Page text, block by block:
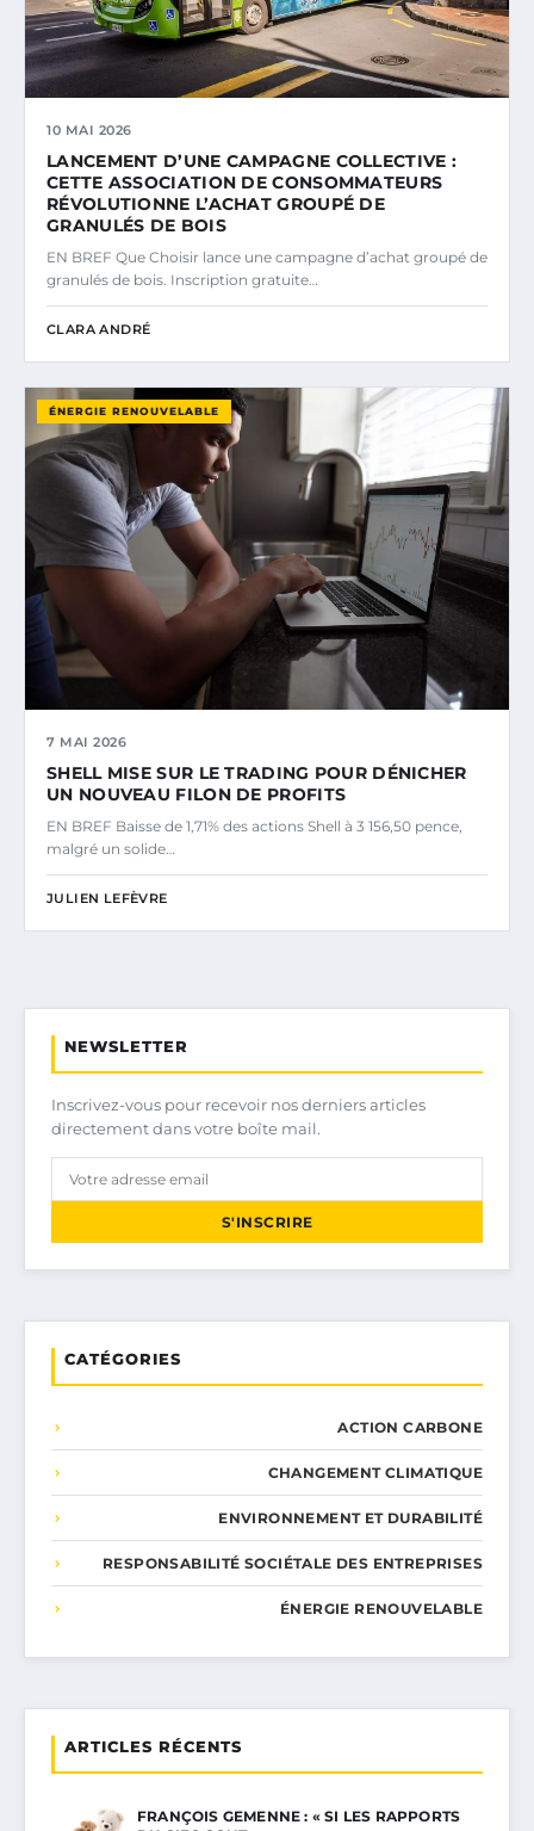
10 MAI 2026
LANCEMENT D’UNE CAMPAGNE COLLECTIVE :
CETTE ASSOCIATION DE CONSOMMATEURS
RÉVOLUTIONNE L’ACHAT GROUPÉ DE
GRANULÉS DE BOIS
EN BREF Que Choisir lance une campagne d’achat groupé de
granulés de bois. Inscription gratuite…
CLARA ANDRÉ
ÉNERGIE RENOUVELABLE
7 MAI 2026
SHELL MISE SUR LE TRADING POUR DÉNICHER
UN NOUVEAU FILON DE PROFITS
EN BREF Baisse de 1,71% des actions Shell à 3 156,50 pence,
malgré un solide…
JULIEN LEFÈVRE
NEWSLETTER
Inscrivez-vous pour recevoir nos derniers articles
directement dans votre boîte mail.
S'INSCRIRE
CATÉGORIES
ACTION CARBONE
CHANGEMENT CLIMATIQUE
ENVIRONNEMENT ET DURABILITÉ
RESPONSABILITÉ SOCIÉTALE DES ENTREPRISES
ÉNERGIE RENOUVELABLE
ARTICLES RÉCENTS
FRANÇOIS GEMENNE : « SI LES RAPPORTS